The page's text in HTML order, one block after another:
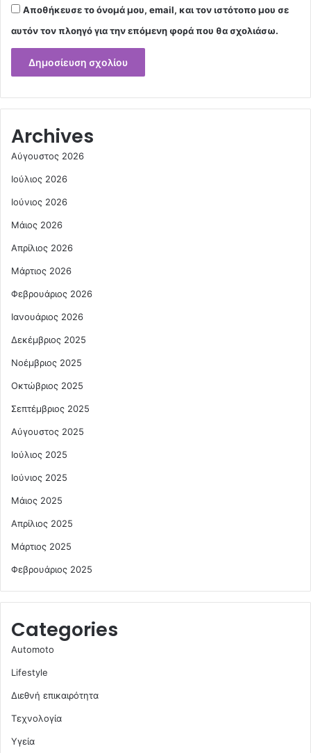
Αποθήκευσε το όνομά μου, email, και τον ιστότοπο μου σε
αυτόν τον πλοηγό για την επόμενη φορά που θα σχολιάσω.
Archives
Αύγουστος 2026
Ιούλιος 2026
Ιούνιος 2026
Μάιος 2026
Απρίλιος 2026
Μάρτιος 2026
Φεβρουάριος 2026
Ιανουάριος 2026
Δεκέμβριος 2025
Νοέμβριος 2025
Οκτώβριος 2025
Σεπτέμβριος 2025
Αύγουστος 2025
Ιούλιος 2025
Ιούνιος 2025
Μάιος 2025
Απρίλιος 2025
Μάρτιος 2025
Φεβρουάριος 2025
Categories
Automoto
Lifestyle
Διεθνή επικαιρότητα
Τεχνολογία
Υγεία